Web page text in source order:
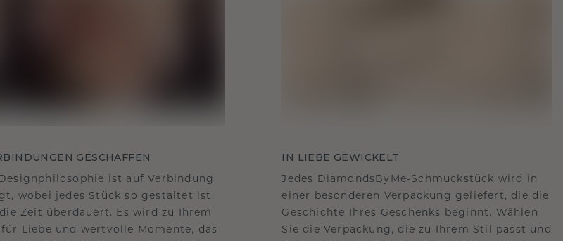
GESCHAFFEN
ist auf Verbindung
wobei jedes Stück so gestaltet ist,
die Zeit überdauert. Es wird zu Ihrem
Liebe und wertvolle Momente, das
IN LIEBE GEWICKELT
Jedes DiamondsByMe-Schmuckstück wird in
einer besonderen Verpackung geliefert, die die
Geschichte Ihres Geschenks beginnt. Wählen
Sie die Verpackung, die zu Ihrem Stil passt und